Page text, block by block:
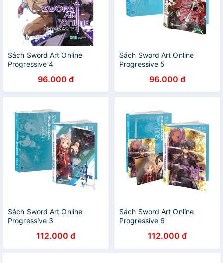
Sách Sword Art Online
Progressive 4
96.000 đ
Sách Sword Art Online
Progressive 5
96.000 đ
Sách Sword Art Online
Progressive 3
112.000 đ
Sách Sword Art Online
Progressive 6
112.000 đ